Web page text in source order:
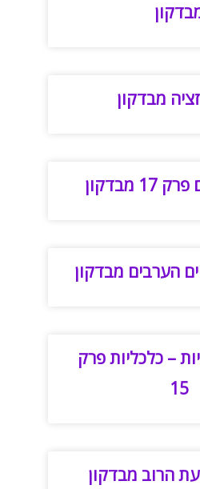
מבדקון
מבדקון
הערבים מבדקון
– כלכליות פרק
15
הרוב מבדקון